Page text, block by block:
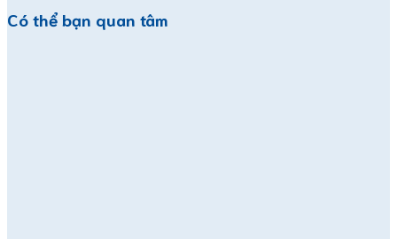
Có thể bạn quan tâm